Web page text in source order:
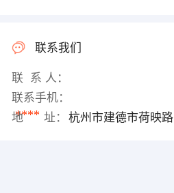
联系我们
联 系 人：
联系手机：
****
地 址： 杭州市建德市荷映路